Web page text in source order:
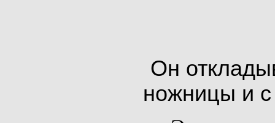
Он
ножницы и с